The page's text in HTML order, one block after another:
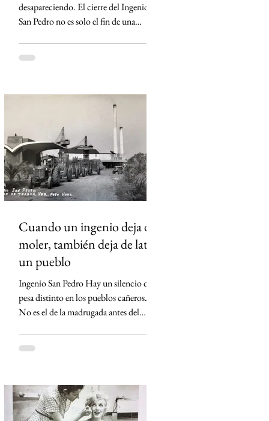
desapareciendo. El cierre del Ingenio
San Pedro no es solo el fin de una
la caña y que hoy enfrenta la
Tuxtlas, la memoria, el verde que aún
habita los recuerdos y el papel que los
ingenios han tenido en la construcción
de México.
https://www.sinmas.org/post/ingenio-
san-pedro-tuxtlas Sheinbaum no asistirá
a toma de protesta de D
Cuando un ingenio deja de
moler, también deja de latir
un pueblo
Ingenio San Pedro Hay un silencio que
pesa distinto en los pueblos cañeros.
No es el de la madrugada antes del
que queda cuando un ingenio apaga sus
en Lerdo de Tejada, Veracruz. El
Ingenio San Pedro, durante décadas el
corazón económico de Los Tuxtlas,